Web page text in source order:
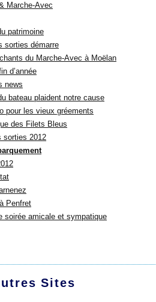
Marche-Avec
patrimoine
sorties démarre
du Marche-Avec à Moëlan
d’année
news
bateau plaident notre cause
pour les vieux gréements
des Filets Bleus
sorties 2012
Penfret
soirée amicale et sympatique
Sites